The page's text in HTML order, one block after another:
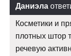
Даниэла
Косметики и
плотных штор
речевую